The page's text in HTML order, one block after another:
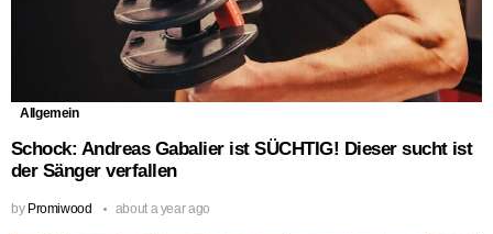
Allgemein
Schock: Andreas Gabalier ist SÜCHTIG! Dieser sucht ist
der Sänger verfallen
by Promiwood about a year ago